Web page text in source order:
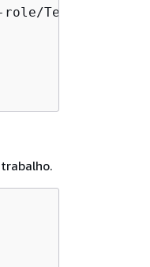
TestRole-